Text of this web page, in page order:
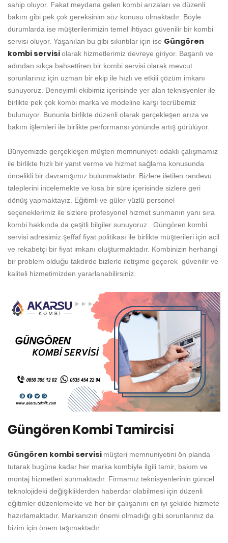
sahip oluyor. Fakat meydana gelen kombi arızaları ve düzenli
bakım gibi pek çok gereksinim söz konusu olmaktadır. Böyle
durumlarda ise müşterilerimizin temel ihtiyacı güvenilir bir kombi
servisi oluyor. Yaşanılan bu gibi sıkıntılar için ise Güngören
kombi servisiolarak hizmetlerimiz devreye giriyor. Başarılı ve
adından sıkça bahsettiren bir kombi servisi olarak mevcut
sorunlarınız için uzman bir ekip ile hızlı ve etkili çözüm imkanı
sunuyoruz. Deneyimli ekibimiz içerisinde yer alan teknisyenler ile
birlikte pek çok kombi marka ve modeline karşı tecrübemiz
bulunuyor. Bununla birlikte düzenli olarak gerçekleşen arıza ve
bakım işlemleri ile birlikte performansı yönünde artış görülüyor.
Bünyemizde gerçekleşen müşteri memnuniyeti odaklı çalışmamız
ile birlikte hızlı bir yanıt verme ve hizmet sağlama konusunda
öncelikli bir davranışımız bulunmaktadır. Bizlere iletilen randevu
taleplerini incelemekte ve kısa bir süre içerisinde sizlere geri
dönüş yapmaktayız. Eğitimli ve güler yüzlü personel
seçeneklerimiz ile sizlere profesyonel hizmet sunmanın yanı sıra
kombi hakkında da çeşitli bilgiler sunuyoruz. Güngören kombi
servisi adresimiz şeffaf fiyat politikası ile birlikte müşterileri için acil
ve rekabetçi bir fiyat imkanı oluşturmaktadır. Kombinizin herhangi
bir problem olduğu takdirde bizlerle iletişime geçerek güvenilir ve
kaliteli hizmetimizden yararlanabilirsiniz.
Güngören Kombi Tamircisi
Güngören kombi servisi müşteri memnuniyetini ön planda
tutarak bugüne kadar her marka kombiyle ilgili tamir, bakım ve
montaj hizmetleri sunmaktadır. Firmamız teknisyenlerinin güncel
teknolojideki değişikliklerden haberdar olabilmesi için düzenli
eğitimler düzenlemekte ve her bir çalışanını en iyi şekilde hizmete
hazırlamaktadır. Markanızın önemi olmadığı gibi sorunlarınız da
bizim için önem taşımaktadır.